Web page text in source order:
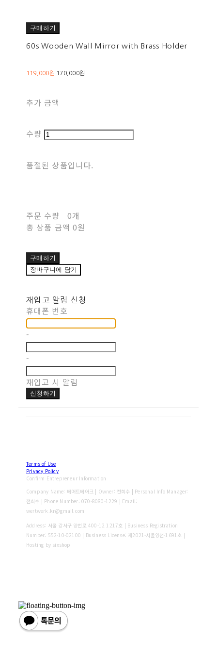
구매하기
60s Wooden Wall Mirror with Brass Holder
119,000원 170,000원
추가 금액
수량
품절된 상품입니다.
주문 수량
0개
총 상품 금액 0원
구매하기
장바구니에 담기
재입고 알림 신청
휴대폰 번호
-
-
재입고 시 알림
신청하기
Terms of Use
Privacy Policy
Confirm Entrepreneur Information
Company Name: 베어트베어크 | Owner: 전희수 | Personal Info Manager:
전희수 | Phone Number: 070-8080-1229 | Email:
wertwerk.kr@gmail.com
Address: 서울 강서구 양천로 400-12 1217호 | Business Registration
Number: 552-10-02100 | Business License: 제2021-서울양천-1691호 |
Hosting by sixshop